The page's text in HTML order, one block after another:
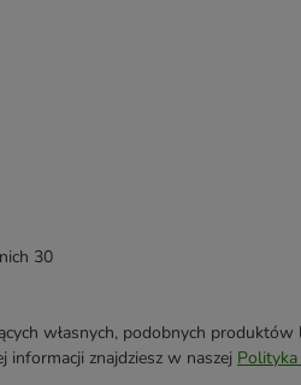
30
własnych, podobnych
informacji znajdziesz w naszej